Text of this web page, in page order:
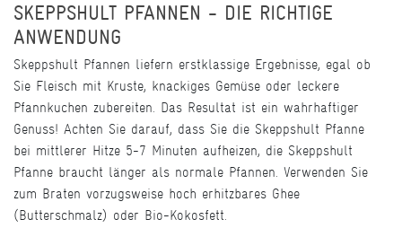
SKEPPSHULT PFANNEN - DIE RICHTIGE
ANWENDUNG
Skeppshult Pfannen liefern erstklassige Ergebnisse, egal ob
Sie Fleisch mit Kruste, knackiges Gemüse oder leckere
Pfannkuchen zubereiten. Das Resultat ist ein wahrhaftiger
Genuss! Achten Sie darauf, dass Sie die Skeppshult Pfanne
bei mittlerer Hitze 5-7 Minuten aufheizen, die Skeppshult
Pfanne braucht länger als normale Pfannen. Verwenden Sie
zum Braten vorzugsweise hoch erhitzbares Ghee
(Butterschmalz) oder Bio-Kokosfett.